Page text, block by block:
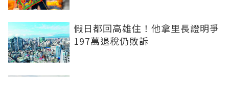
假日都回高雄住！他拿里長證明爭
197萬退稅仍敗訴